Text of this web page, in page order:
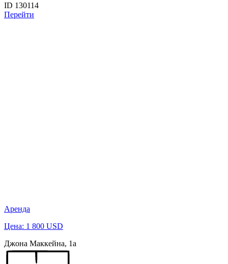
ID 130114
Перейти
Аренда
Цена: 1 800 USD
Джона Маккейна, 1а